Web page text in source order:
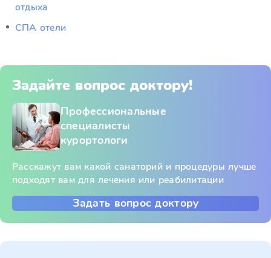
отдыха
СПА отели
Задайте вопрос доктору!
Профессиональные
специалисты
курортологи
Расскажут вам какой санаторий и процедуры лучше
подходят вам для лечения или реабилитации
Задать вопрос доктору